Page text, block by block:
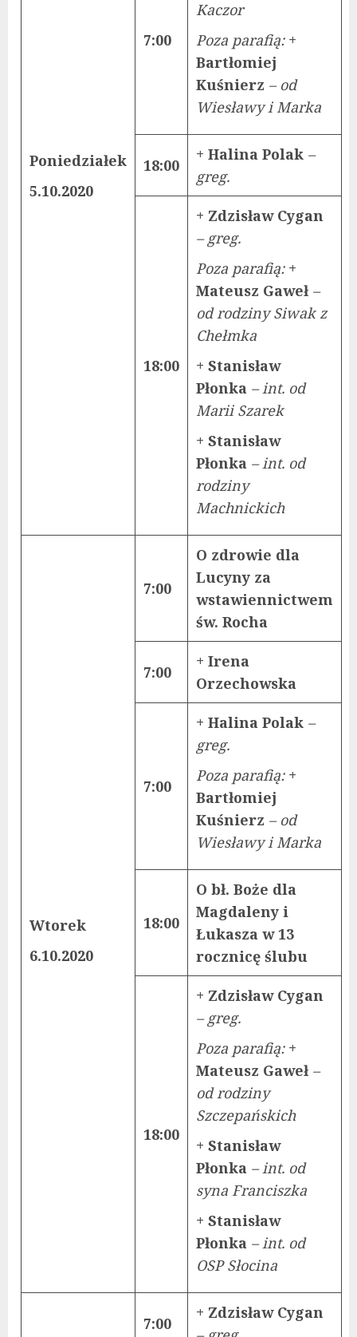
Poniedziałek
5.10.2020
7:00
Kaczor
Poza parafią:+
Bartłomiej
Kuśnierz – od
Wiesławy i Marka
18:00
+ Halina Polak –
greg.
18:00
+ Zdzisław Cygan
– greg.
Poza parafią:+
Mateusz Gaweł –
od rodziny Siwak z
Chełmka
+ Stanisław
Płonka – int. od
Marii Szarek
+ Stanisław
Płonka – int. od
rodziny
Machnickich
Wtorek
6.10.2020
7:00
O zdrowie dla
Lucyny za
wstawiennictwem
św. Rocha
7:00
+ Irena
Orzechowska
7:00
+ Halina Polak –
greg.
Poza parafią:+
Bartłomiej
Kuśnierz – od
Wiesławy i Marka
18:00
O bł. Boże dla
Magdaleny i
Łukasza w 13
rocznicę ślubu
18:00
+ Zdzisław Cygan
– greg.
Poza parafią:+
Mateusz Gaweł –
od rodziny
Szczepańskich
+ Stanisław
Płonka – int. od
syna Franciszka
+ Stanisław
Płonka – int. od
OSP Słocina
7:00
+ Zdzisław Cygan